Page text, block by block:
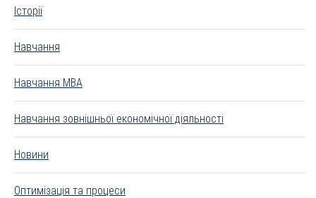
Історії
Навчання
Навчання MBA
Навчання зовнішньої економічної діяльності
Новини
Оптимізація та процеси